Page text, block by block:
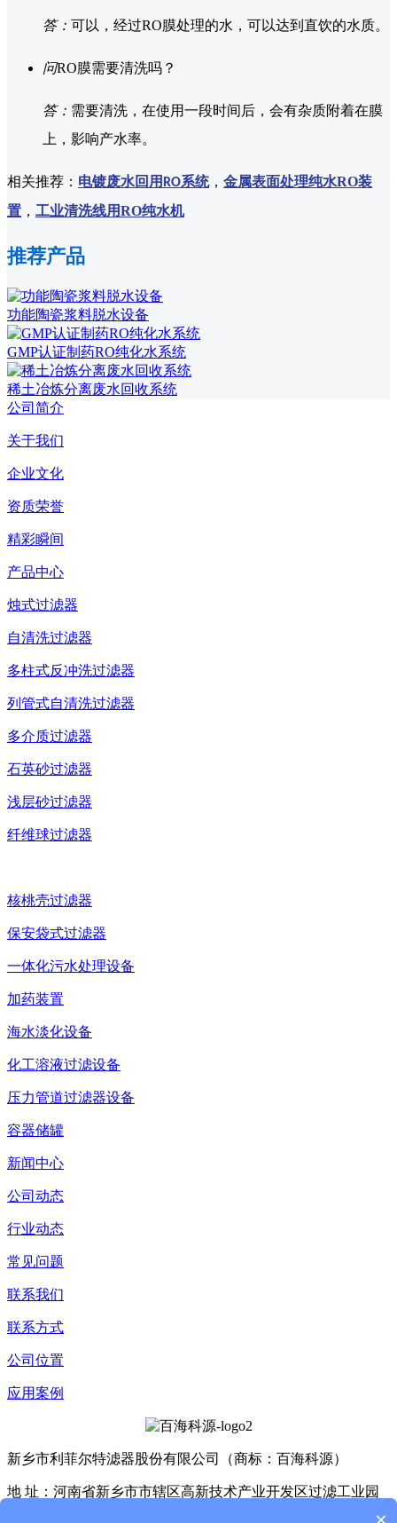
答： 可以，经过RO膜处理的水，可以达到直饮的水质。
问RO膜需要清洗吗？
答： 需要清洗，在使用一段时间后，会有杂质附着在膜
上，影响产水率。
相关推荐： 电镀废水回用 RO系统， 金属表面处理纯水RO装
置 ， 工业清洗线用RO纯水机
推荐产品
功能陶瓷浆料脱水设备
GMP认证制药RO纯化水系统
稀土冶炼分离废水回收系统
公司简介
关于我们
企业文化
资质荣誉
精彩瞬间
产品中心
烛式过滤器
自清洗过滤器
多柱式反冲洗过滤器
列管式自清洗过滤器
多介质过滤器
石英砂过滤器
浅层砂过滤器
纤维球过滤器
核桃壳过滤器
保安袋式过滤器
一体化污水处理设备
加药装置
海水淡化设备
化工溶液过滤设备
压力管道过滤器设备
容器储罐
新闻中心
公司动态
行业动态
常见问题
联系我们
联系方式
公司位置
应用案例
新乡市利菲尔特滤器股份有限公司（商标：百海科源）
地 址：河南省新乡市市辖区高新技术产业开发区过滤工业园